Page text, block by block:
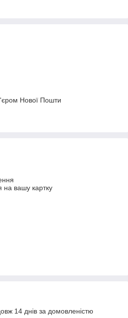
Нової Пошти
на вашу картку
14 днів за домовленістю